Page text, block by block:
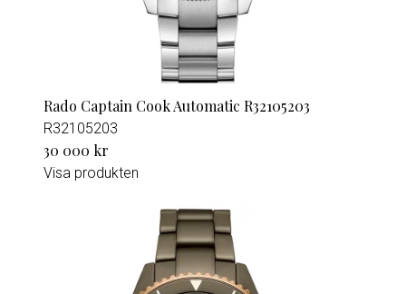
Rado Captain Cook Automatic R32105203
R32105203
30 000 kr
Visa produkten